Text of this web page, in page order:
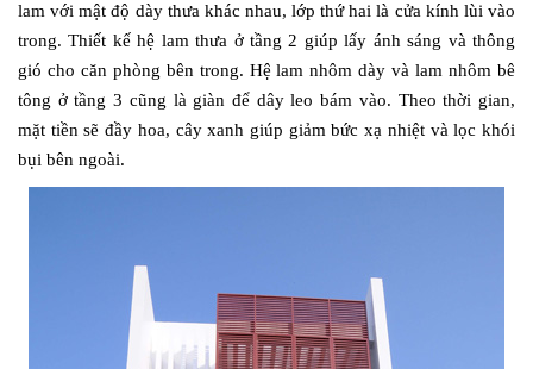
lam với mật độ dày thưa khác nhau, lớp thứ hai là cửa kính lùi vào
trong. Thiết kế hệ lam thưa ở tầng 2 giúp lấy ánh sáng và thông
gió cho căn phòng bên trong. Hệ lam nhôm dày và lam nhôm bê
tông ở tầng 3 cũng là giàn để dây leo bám vào. Theo thời gian,
mặt tiền sẽ đầy hoa, cây xanh giúp giảm bức xạ nhiệt và lọc khói
bụi bên ngoài.